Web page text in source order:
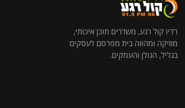
רדיו קול רגע, משדרים תוכן איכותי,
מוזיקה ומהווה בית מפרסם לעסקים
בגליל, הגולן והעמקים.